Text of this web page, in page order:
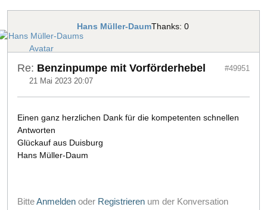
Hans Müller-DaumThanks: 0
Re: Benzinpumpe mit Vorförderhebel
21 Mai 2023 20:07
#49951
Einen ganz herzlichen Dank für die kompetenten schnellen
Antworten
Glückauf aus Duisburg
Hans Müller-Daum
BitteAnmelden oder Registrieren um der Konversation